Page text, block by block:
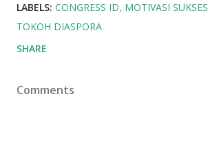
LABELS: CONGRESS ID MOTIVASI SUKSES
TOKOH DIASPORA
SHARE
Comments